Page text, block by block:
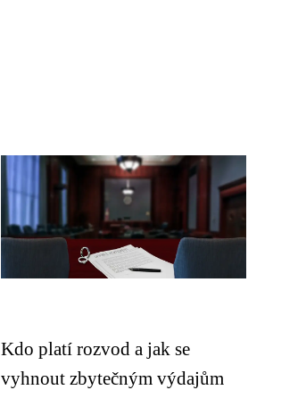
Kdo platí rozvod a jak se
vyhnout zbytečným výdajům